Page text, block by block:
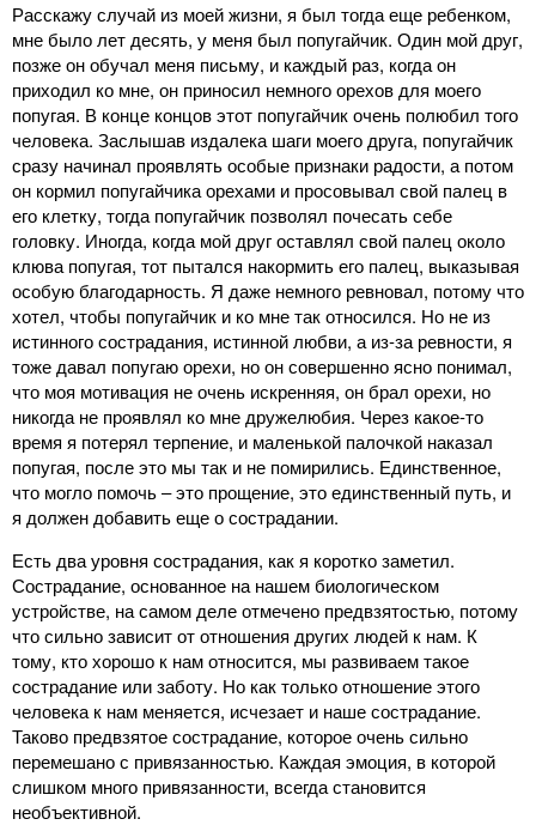
Расскажу случай из моей жизни, я был тогда еще ребенком,
мне было лет десять, у меня был попугайчик. Один мой друг,
позже он обучал меня письму, и каждый раз, когда он
приходил ко мне, он приносил немного орехов для моего
попугая. В конце концов этот попугайчик очень полюбил того
человека. Заслышав издалека шаги моего друга, попугайчик
сразу начинал проявлять особые признаки радости, а потом
он кормил попугайчика орехами и просовывал свой палец в
его клетку, тогда попугайчик позволял почесать себе
головку. Иногда, когда мой друг оставлял свой палец около
клюва попугая, тот пытался накормить его палец, выказывая
особую благодарность. Я даже немного ревновал, потому что
хотел, чтобы попугайчик и ко мне так относился. Но не из
истинного сострадания, истинной любви, а из-за ревности, я
тоже давал попугаю орехи, но он совершенно ясно понимал,
что моя мотивация не очень искренняя, он брал орехи, но
никогда не проявлял ко мне дружелюбия. Через какое-то
время я потерял терпение, и маленькой палочкой наказал
попугая, после это мы так и не помирились. Единственное,
что могло помочь ‒ это прощение, это единственный путь, и
я должен добавить еще о сострадании.
Есть два уровня сострадания, как я коротко заметил.
Сострадание, основанное на нашем биологическом
устройстве, на самом деле отмечено предвзятостью, потому
что сильно зависит от отношения других людей к нам. К
тому, кто хорошо к нам относится, мы развиваем такое
сострадание или заботу. Но как только отношение этого
человека к нам меняется, исчезает и наше сострадание.
Таково предвзятое сострадание, которое очень сильно
перемешано с привязанностью. Каждая эмоция, в которой
слишком много привязанности, всегда становится
необъективной.